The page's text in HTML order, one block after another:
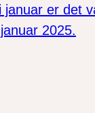
er det
2025.